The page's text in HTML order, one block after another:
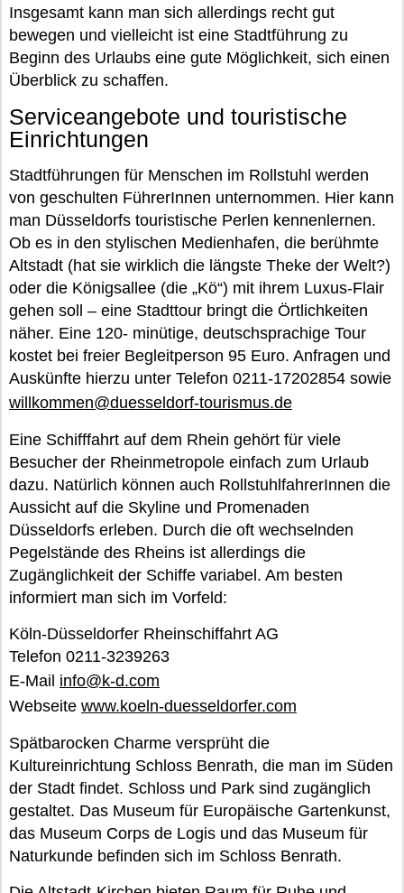
Insgesamt kann man sich allerdings recht gut
bewegen und vielleicht ist eine Stadtführung zu
Beginn des Urlaubs eine gute Möglichkeit, sich einen
Überblick zu schaffen.
Serviceangebote und touristische
Einrichtungen
Stadtführungen für Menschen im Rollstuhl werden
von geschulten FührerInnen unternommen. Hier kann
man Düsseldorfs touristische Perlen kennenlernen.
Ob es in den stylischen Medienhafen, die berühmte
Altstadt (hat sie wirklich die längste Theke der Welt?)
oder die Königsallee (die „Kö“) mit ihrem Luxus-Flair
gehen soll – eine Stadttour bringt die Örtlichkeiten
näher. Eine 120- minütige, deutschsprachige Tour
kostet bei freier Begleitperson 95 Euro. Anfragen und
Auskünfte hierzu unter Telefon 0211-17202854 sowie
willkommen@duesseldorf-tourismus.de
Eine Schifffahrt auf dem Rhein gehört für viele
Besucher der Rheinmetropole einfach zum Urlaub
dazu. Natürlich können auch RollstuhlfahrerInnen die
Aussicht auf die Skyline und Promenaden
Düsseldorfs erleben. Durch die oft wechselnden
Pegelstände des Rheins ist allerdings die
Zugänglichkeit der Schiffe variabel. Am besten
informiert man sich im Vorfeld:
Köln-Düsseldorfer Rheinschiffahrt AG
Telefon 0211-3239263
E-Mail info@k-d.com
Webseite www.koeln-duesseldorfer.com
Spätbarocken Charme versprüht die
Kultureinrichtung Schloss Benrath, die man im Süden
der Stadt findet. Schloss und Park sind zugänglich
gestaltet. Das Museum für Europäische Gartenkunst,
das Museum Corps de Logis und das Museum für
Naturkunde befinden sich im Schloss Benrath.